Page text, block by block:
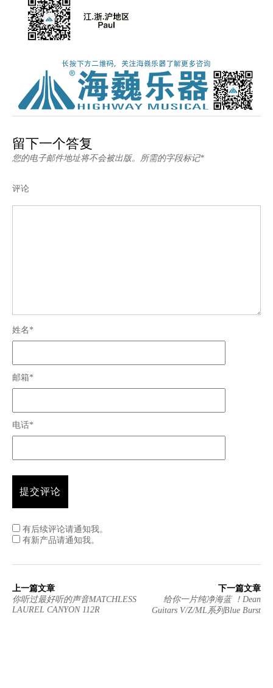
留下一个答复
您的电子邮件地址将不会被出版。所需的字段标记*
评论
姓名*
邮箱*
电话*
有后续评论请通知我。
有新产品请通知我。
上一篇文章
你听过最好听的声音MATCHLESS
LAUREL CANYON 112R
下一篇文章
给你一片纯净海蓝 ！Dean
Guitars V/Z/ML系列Blue Burst